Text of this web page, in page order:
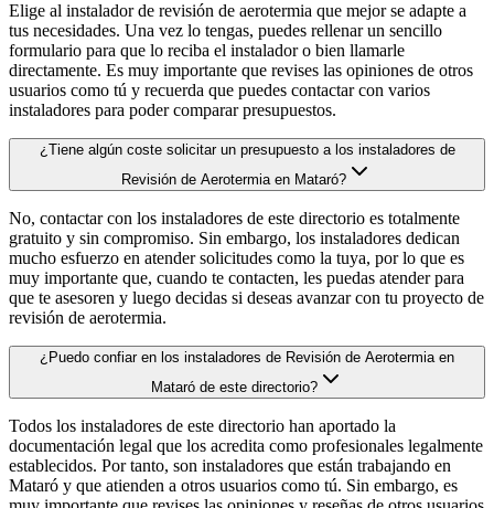
Elige al instalador de revisión de aerotermia que mejor se adapte a
tus necesidades. Una vez lo tengas, puedes rellenar un sencillo
formulario para que lo reciba el instalador o bien llamarle
directamente. Es muy importante que revises las opiniones de otros
usuarios como tú y recuerda que puedes contactar con varios
instaladores para poder comparar presupuestos.
¿Tiene algún coste solicitar un presupuesto a los instaladores de
Revisión de Aerotermia en Mataró?
No, contactar con los instaladores de este directorio es totalmente
gratuito y sin compromiso. Sin embargo, los instaladores dedican
mucho esfuerzo en atender solicitudes como la tuya, por lo que es
muy importante que, cuando te contacten, les puedas atender para
que te asesoren y luego decidas si deseas avanzar con tu proyecto de
revisión de aerotermia.
¿Puedo confiar en los instaladores de Revisión de Aerotermia en
Mataró de este directorio?
Todos los instaladores de este directorio han aportado la
documentación legal que los acredita como profesionales legalmente
establecidos. Por tanto, son instaladores que están trabajando en
Mataró y que atienden a otros usuarios como tú. Sin embargo, es